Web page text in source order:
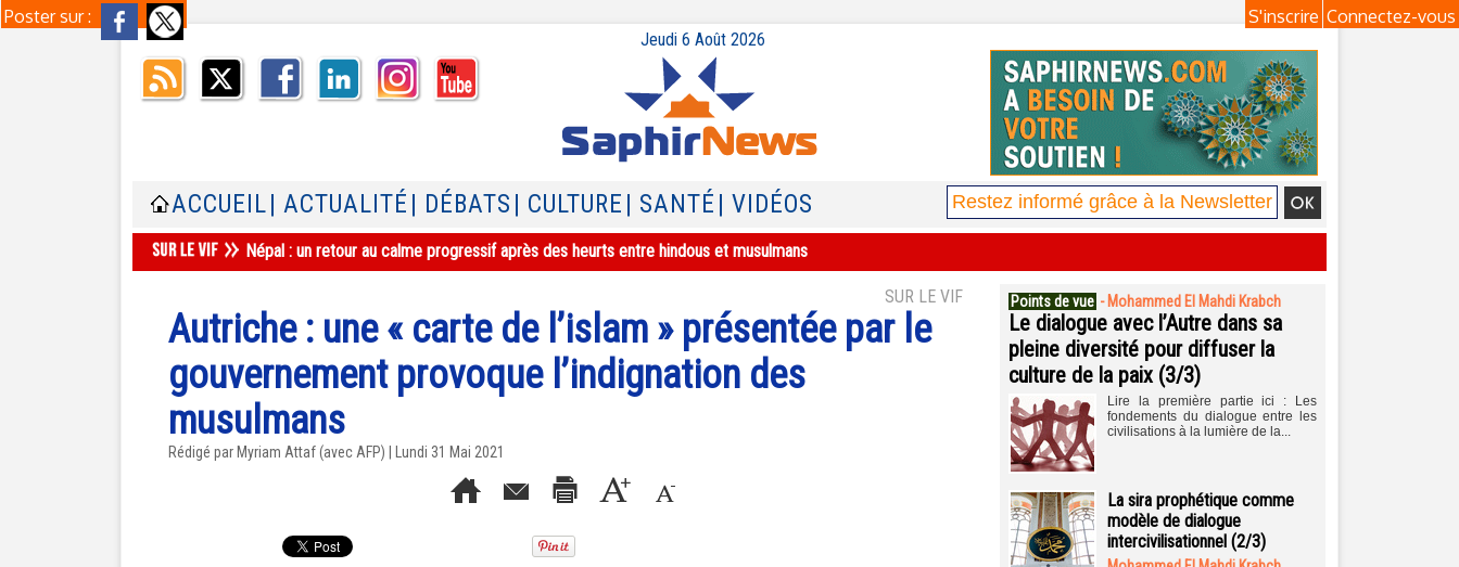
Poster sur : Connectez-vous
S'inscrire
Jeudi 6 Août 2026
ACCUEIL | ACTUALITÉ | DÉBATS | CULTURE | SANTÉ | VIDÉOS
Népal : un retour au calme progressif après des heurts entre hindous et musulmans
SUR LE VIF
Autriche : une « carte de l’islam » présentée par le
gouvernement provoque l’indignation des
musulmans
Rédigé par Myriam Attaf (avec AFP) | Lundi 31 Mai 2021
Points de vue - Mohammed El Mahdi Krabch
Le dialogue avec l’Autre dans sa
pleine diversité pour diffuser la
culture de la paix (3/3)
Lire la première partie ici : Les
fondements du dialogue entre les
civilisations à la lumière de la...
La sira prophétique comme
modèle de dialogue
intercivilisationnel (2/3)